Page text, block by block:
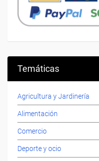
Temáticas
Agricultura y Jardinería
Alimentación
Comercio
Deporte y ocio